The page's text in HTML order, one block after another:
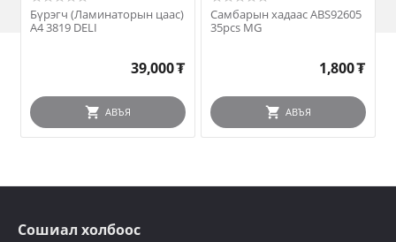
Бүрэгч (Ламинаторын цаас)
А4 3819 DELI
39,000₮
АВЪЯ
Самбарын хадаас ABS92605
35pcs MG
1,800₮
АВЪЯ
Сошиал холбоос